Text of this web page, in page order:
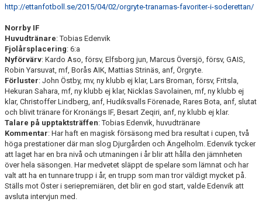
http://ettanfotboll.se/2015/04/02/orgryte-tranarnas-favoriter-i-soderettan/
Norrby IF
Huvudtränare: Tobias Edenvik
Fjolårsplacering: 6:a
Nyförvärv: Kardo Aso, försv, Elfsborg jun, Marcus Översjö, försv, GAIS,
Robin Yarsuvat, mf, Borås AIK, Mattias Strinäs, anf, Örgryte.
Förluster: John Östby, mv, ny klubb ej klar, Lars Broman, försv, Fritsla,
Hekuran Sahara, mf, ny klubb ej klar, Nicklas Savolainen, mf, ny klubb ej
klar, Christoffer Lindberg, anf, Hudiksvalls Förenade, Rares Bota, anf, slutat
och blivit tränare för Kronängs IF, Besart Zeqiri, anf, ny klubb ej klar.
Talare på upptaktsträffen: Tobias Edenvik, huvudtränare
Kommentar: Har haft en magisk försäsong med bra resultat i cupen, två
höga prestationer där man slog Djurgården och Ängelholm. Edenvik tycker
att laget har en bra nivå och utmaningen i år blir att hålla den jämnheten
över hela säsongen. Har medvetet släppt de spelare som lämnat och har
valt att ha en tunnare trupp i år, en trupp som man tror väldigt mycket på.
Ställs mot Öster i seriepremiären, det blir en god start, valde Edenvik att
avsluta intervjun med.